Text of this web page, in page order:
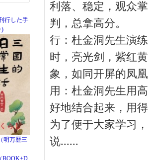
利落、稳定，观众
判，总拿高分。
行：杜金洞先生演
时，亮光剑，紫红
象，如同开屏的凤
用：杜金洞先生用
好地结合起来，用
为了便于大家学习
说......